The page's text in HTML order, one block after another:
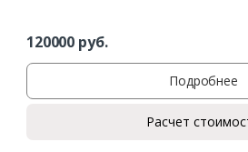
120000 руб.
Подробнее
Расчет